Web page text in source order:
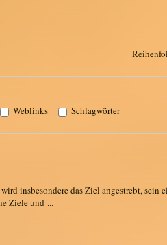
Weblinks Schlagwörter
insbesondere das Ziel angestrebt, sein
Ziele und ...